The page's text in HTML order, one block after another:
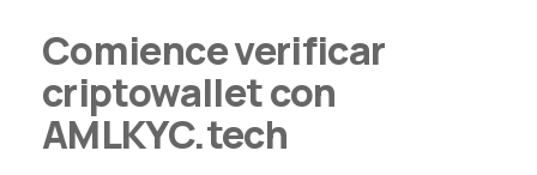
Comience verificar
criptowallet con
AMLKYC.tech